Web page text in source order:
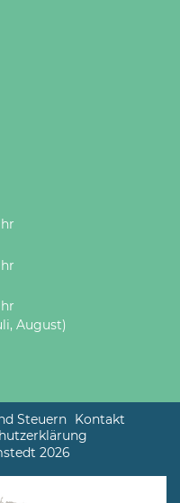
August)
Steuern Kontakt
2026